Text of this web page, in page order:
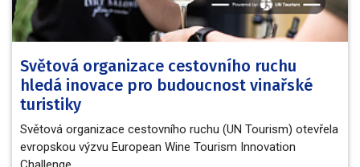
Světová organizace cestovního ruchu
hledá inovace pro budoucnost vinařské
turistiky
Světová organizace cestovního ruchu (UN Tourism) otevřela
evropskou výzvu European Wine Tourism Innovation